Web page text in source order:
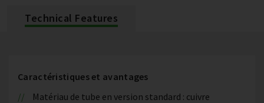
Technical Features
Caractéristiques et avantages
Matériau de tube en version standard : cuivre